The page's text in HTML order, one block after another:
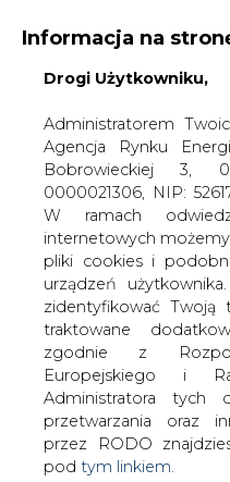
KONTAKT:
WYDAWCA PORTALU:
WYSOKI KONTRAST
WŁĄCZ
Informacja na
Drogi Użytkowniku,
Administratorem
Agencja Rynku
Bobrowieckiej 3,
0000021306, NIP:
W ramach
internetowych
pliki cookies i
urządzeń
zidentyfikować Twoją
traktowane
zgodnie z
Europejskiego i
Administratora tych
przetwarzania oraz
przez RODO
pod tym linkiem.